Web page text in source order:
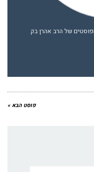
של הרב אהרן בק
פוסט הבא »